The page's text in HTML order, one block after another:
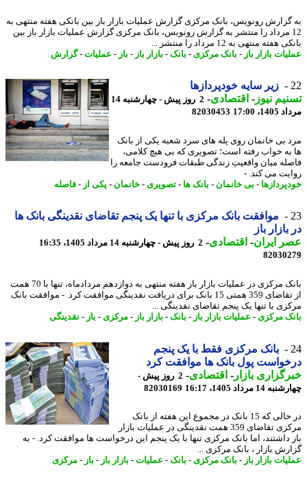
رونویس، بانک مرکزی گزارش عملیات بازار باز بین بانکی هفته منتهی به
مرداد را منتشر به گزارش رونویس، بانک مرکزی گزارش عملیات بازار باز بین
منتهی به 12 مرداد را منتشر ...
بازار باز - بانک مرکزی - بانک -بازار باز - باز - عملیات-گزارش
زیر سایه خودپردازها
نیوز-اقتصادی-
2 روز پیش - چهارشنبه 14
17:00
82030453
بی خانمان روی پله های سرد شعبه یکی از بانک
خواب رفته است؛ تصویری که بی هیچ کلامی،
میان واقعیتِ زندگی طبقات فرودست جامعه را
می کند. -
- بی خانمان-بانک ها- تصویری- خانمان-یکی از-فاصله
موافقت بانک مرکزی با تنها یک پنجم تقاضای نقدینگی بانک ها
باز
ایران- اقتصادی-2 روز پیش - چهارشنبه 14 مرداد 1405، 16:35
بانک مرکزی در عملیات بازار باز هفته منتهی به دوازدهم مردادماه، تنها با 70 همت
از تقاضای 359 همتی 15 بانک برای دریافت نقدینگی موافقت کرد. - موافقت بانک
با تنها یک پنجم تقاضای نقدینگی ...
مرکزی - عملیات بازار باز - بانک -بازار باز - مرکزی - باز - نقدینگی
بانک مرکزی فقط با یک ‎پنجم
پول بانک ها موافقت کرد
بازار- اقتصادی- 2 روز پیش -
مرداد 1405، 16:17
82030169
در حالی که 15 بانک در مجموع این هفته از بانک
مرکزی تقاضای 359 همت نقدینگی در عملیات بازار
داشتند، اما بانک مرکزی تنها با یک پنجم این درخواست ها موافقت کرد. - به
بازار ، بانک مرکزی ...
بازار باز - بانک مرکزی - بانک -عملیات-بازار باز - باز - مرکزی